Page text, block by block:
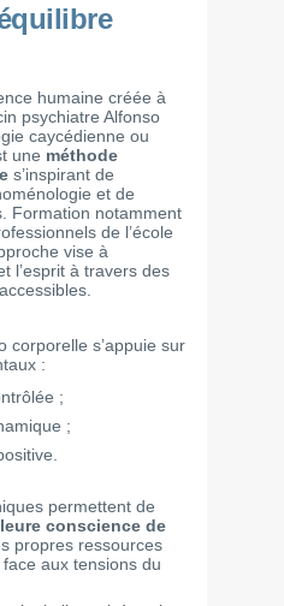
humaine créée à
psychiatre Alfonso
caycédienne ou
une méthode
s’inspirant de
et de
Formation notamment
de l’école
vise à
l’esprit à travers des
corporelle s’appuie sur
:
;
;
permettent de
conscience de
propres ressources
aux tensions du